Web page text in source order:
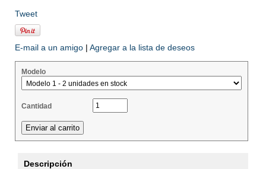
Tweet
E-mail a un amigo | Agregar a la lista de deseos
Modelo
Cantidad
Descripción